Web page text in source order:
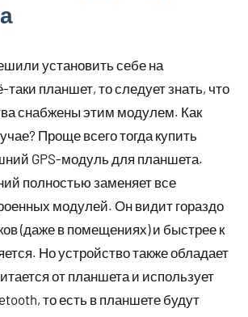
установить себе на
планшет, то следует знать, что
снабжены этим модулем. Как
Проще всего тогда купить
GPS-модуль для планшета.
полностью заменяет все
модулей. Он видит гораздо
(даже в помещениях) и быстрее к
Но устройство также обладает
от планшета и использует
то есть в планшете будут